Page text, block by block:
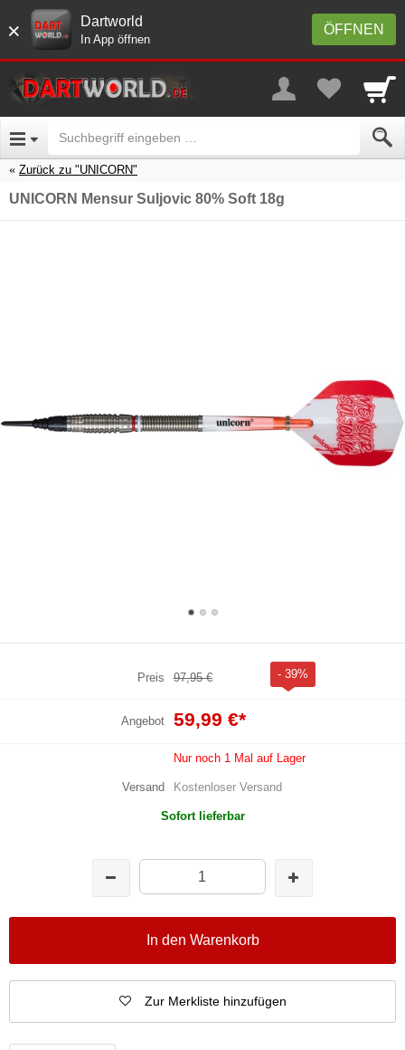
× ÖFFNEN
Dartworld
In App öffnen
Zurück zu "UNICORN"
UNICORN Mensur Suljovic 80% Soft 18g
Preis 97,95 € - 39%
Angebot 59,99 €*
Nur noch 1 Mal auf Lager
Versand Kostenloser Versand
Sofort lieferbar
In den Warenkorb
Zur Merkliste hinzufügen